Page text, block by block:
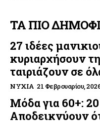
ΤΑ ΠΙΟ
27 ιδέες
κυριαρχήσουν
ταιριάζουν σε
ΝΎΧΙΑ 21 Φεβρουαρίου,
Μόδα για 60+:
Αποδεικνύουν